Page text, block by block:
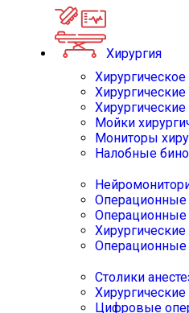
Хирургия
Мойки
Мониторы
Налобные
Операционные
Операционные
Столики
Цифровые